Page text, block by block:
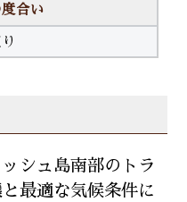
合い
シュ島南部のトラ
最適な気候条件に